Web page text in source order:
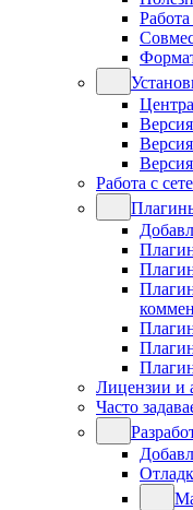
Работа с
Лицензии и
Часто